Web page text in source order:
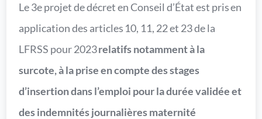
Le 3e projet de décret en Conseil d’État est pris en
application des articles 10, 11, 22 et 23 de la
LFRSS pour 2023relatifs notamment à la
surcote, à la prise en compte des stages
d’insertion dans l’emploi pour la durée validée et
des indemnités journalières maternité